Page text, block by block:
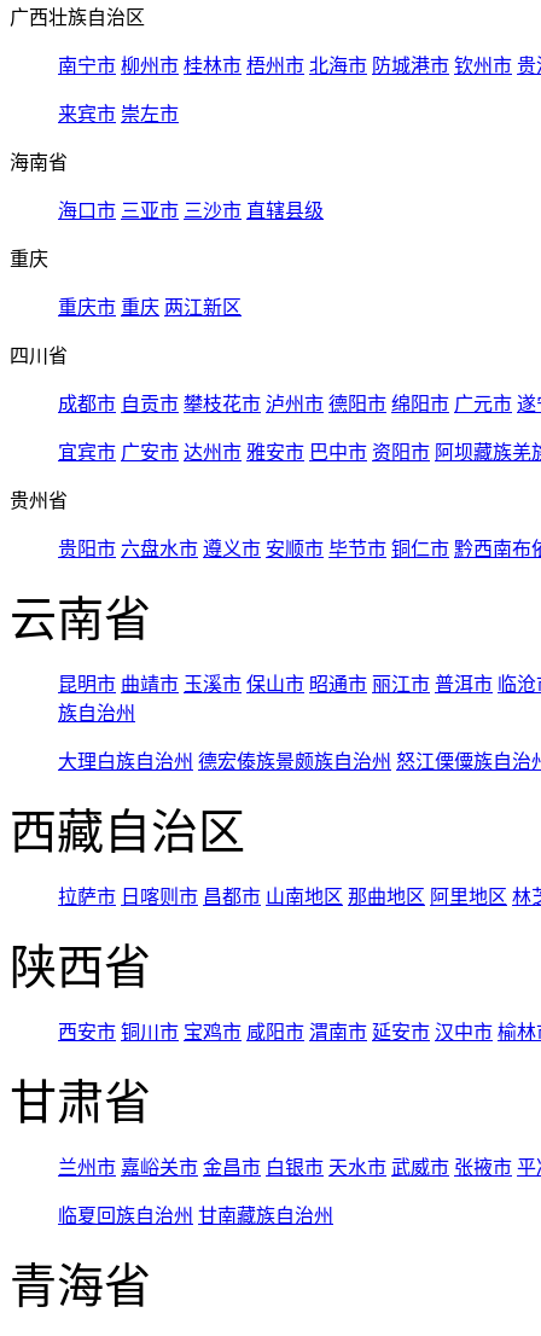
广西壮族自治区
南宁市 柳州市 桂林市 梧州市 北海市 防城港市 钦州市 贵
来宾市 崇左市
海南省
海口市 三亚市 三沙市 直辖县级
重庆
重庆市 重庆 两江新区
四川省
成都市 自贡市 攀枝花市 泸州市 德阳市 绵阳市 广元市 遂
宜宾市 广安市 达州市 雅安市 巴中市 资阳市 阿坝藏族羌
贵州省
贵阳市 六盘水市 遵义市 安顺市 毕节市 铜仁市 黔西南布
云南省
昆明市 曲靖市 玉溪市 保山市 昭通市 丽江市 普洱市 临
族自治州
大理白族自治州 德宏傣族景颇族自治州 怒江傈僳族自治
西藏自治区
拉萨市 日喀则市 昌都市 山南地区 那曲地区 阿里地区 林
陕西省
西安市 铜川市 宝鸡市 咸阳市 渭南市 延安市 汉中市 榆林
甘肃省
兰州市 嘉峪关市 金昌市 白银市 天水市 武威市 张掖市 平
临夏回族自治州 甘南藏族自治州
青海省